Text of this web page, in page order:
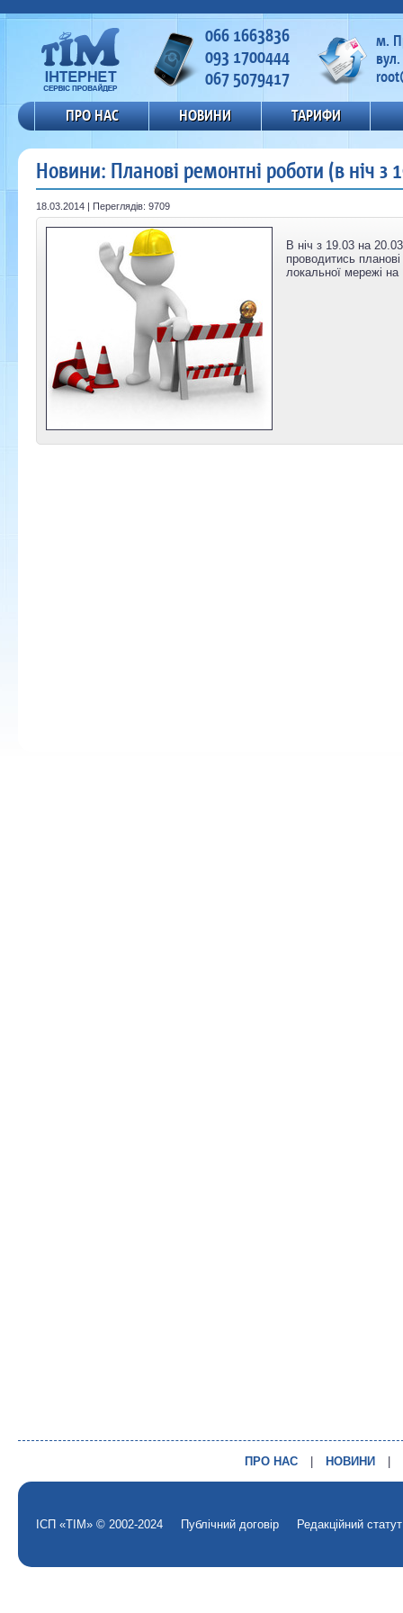
066 1663836
093 1700444
067 5079417
м.
ПРО НАС НОВИНИ ТАРИФИ
Новини: Планові ремонтні роботи (в ніч з
18.03.2014 | Переглядів: 9709
В ніч з 19.03 на
проводитись
локальної мережі на
ПРО НАС НОВИНИ
ІСП «ТІМ» © 2002-2024 Публічний договір Редакційний статут